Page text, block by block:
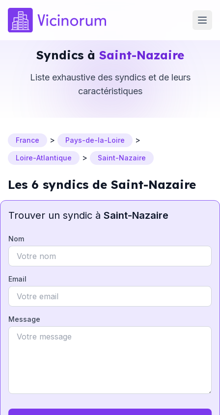
Syndics à Saint-Nazaire
Liste exhaustive des syndics et de leurs
caractéristiques
France > Pays-de-la-Loire >
Loire-Atlantique > Saint-Nazaire
Les 6 syndics de Saint-Nazaire
Trouver un syndic à Saint-Nazaire
Nom
Email
Message